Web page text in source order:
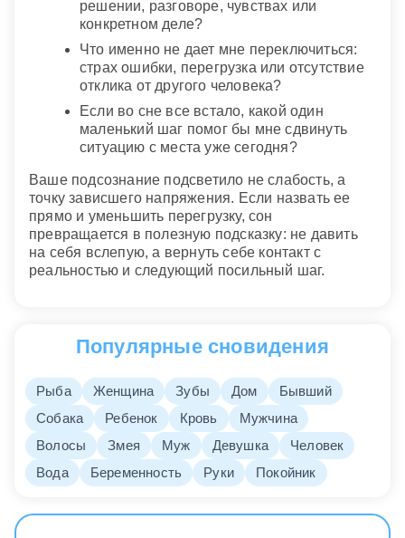
решении, разговоре, чувствах или
конкретном деле?
Что именно не дает мне переключиться:
страх ошибки, перегрузка или отсутствие
отклика от другого человека?
Если во сне все встало, какой один
маленький шаг помог бы мне сдвинуть
ситуацию с места уже сегодня?
Ваше подсознание подсветило не слабость, а
точку зависшего напряжения. Если назвать ее
прямо и уменьшить перегрузку, сон
превращается в полезную подсказку: не давить
на себя вслепую, а вернуть себе контакт с
реальностью и следующий посильный шаг.
Популярные сновидения
Рыба Женщина Зубы Дом
Бывший
Собака
Ребенок Кровь
Мужчина
Волосы
Змея Муж Девушка
Человек
Вода
Беременность Руки Покойник